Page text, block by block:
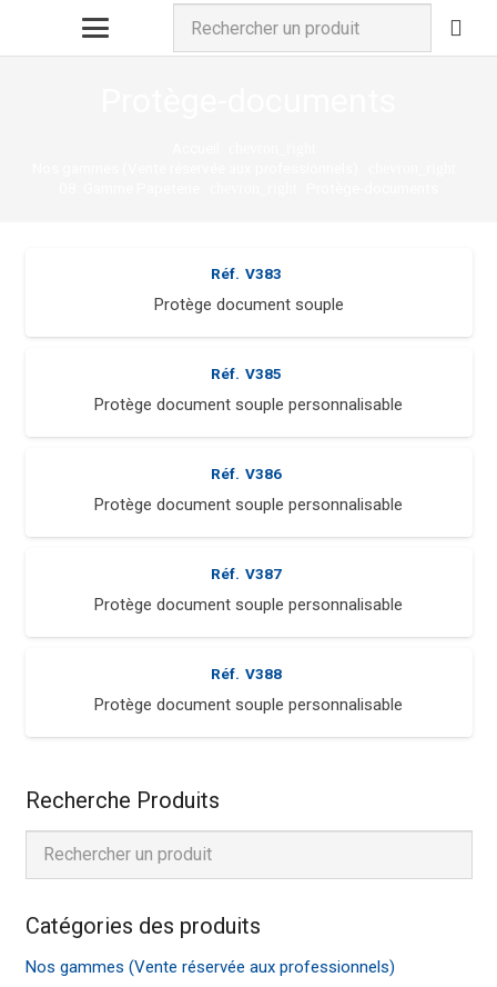
Réf. V383
Protège document souple
Réf. V385
Protège document souple personnalisable
Réf. V386
Protège document souple personnalisable
Réf. V387
Protège document souple personnalisable
Réf. V388
Protège document souple personnalisable
Recherche Produits
Catégories des produits
Nos gammes (Vente réservée aux professionnels)